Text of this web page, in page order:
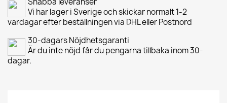
Vi har lager i Sverige och skickar normalt 1-2
vardagar efter beställningen via DHL eller Postnord
30-dagars Nöjdhetsgaranti
Är du inte nöjd får du pengarna tillbaka inom 30-
dagar.